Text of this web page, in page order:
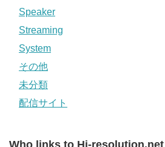
Speaker
Streaming
System
その他
未分類
配信サイト